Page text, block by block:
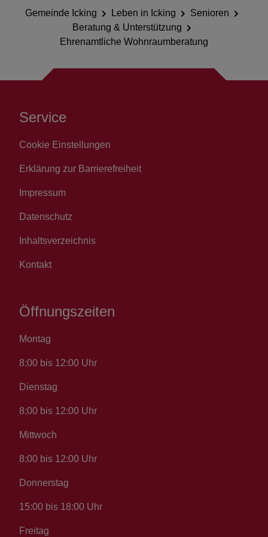
Gemeinde Icking Leben in Icking
Senioren
Beratung & Unterstützung
Ehrenamtliche Wohnraumberatung
Service
Cookie Einstellungen
Erklärung zur Barrierefreiheit
Impressum
Datenschutz
Inhaltsverzeichnis
Kontakt
Öffnungszeiten
Montag
8:00 bis 12:00 Uhr
Dienstag
8:00 bis 12:00 Uhr
Mittwoch
8:00 bis 12:00 Uhr
Donnerstag
15:00 bis 18:00 Uhr
Freitag